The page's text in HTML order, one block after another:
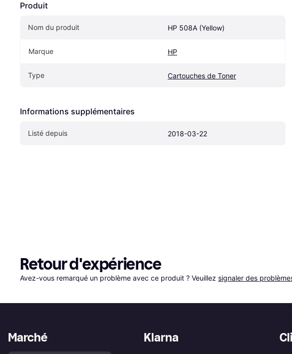
Produit
Nom du produit HP 508A (Yellow)
Marque HP
Type Cartouches de Toner
Informations supplémentaires
Listé depuis 2018-03-22
Retour d'expérience
Avez-vous remarqué un problème avec ce produit ? Veuillez signaler des
Klarna
Marché